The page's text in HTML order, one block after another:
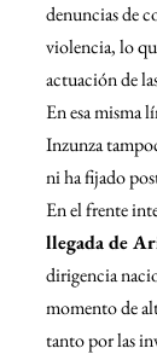
denuncias de
violencia, lo
actuación de
En esa misma
Inzunza
ni ha fijado
En el frente
llegada de
dirigencia
momento de
tanto por las